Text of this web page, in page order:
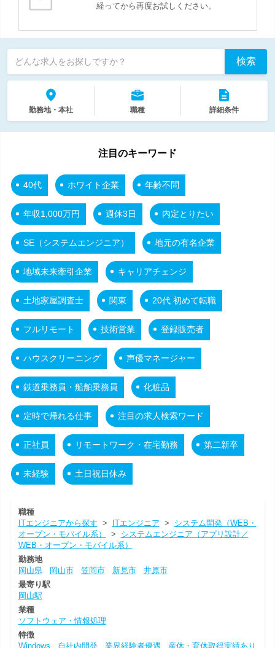
経ってから再度お試しください。
どんな求人をお探しですか？ 検索
勤務地・本社 職種 詳細条件
注目のキーワード
40代 ホワイト企業 年齢不問
年収1,000万円 週休3日 内定とりたい
SE（システムエンジニア） 地元の有名企業
地域未来牽引企業 キャリアチェンジ
土地家屋調査士 関東 20代 初めて転職
フルリモート 技術営業 登録販売者
ハウスクリーニング 声優マネージャー
鉄道乗務員・船舶乗務員 化粧品
定時で帰れる仕事 注目の求人検索ワード
正社員 リモートワーク・在宅勤務 第二新卒
未経験 土日祝日休み
職種
ITエンジニアから探す > ITエンジニア > システム開発（WEB・
オープン・モバイル系）
> システムエンジニア（アプリ設計／
WEB・オープン・モバイル系）
勤務地
岡山県
岡山市 笠岡市 新見市
井原市
最寄り駅
岡山駅
業種
ソフトウェア・情報処理
特徴
Windows
自社内開発 業界経験者優遇 産休・育休取得実績あり